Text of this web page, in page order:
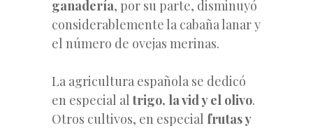
ganadería, por su parte, disminuyó
considerablemente la cabaña lanar y
el número de ovejas merinas.
La agricultura española se dedicó
en especial altrigo, la vid y el olivo.
Otros cultivos, en especial frutas y